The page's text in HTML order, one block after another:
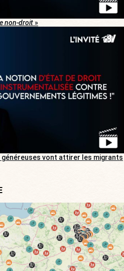
non-droit»
généreuses vont attirer les migrants